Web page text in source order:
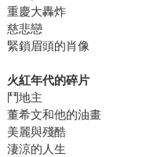
重慶大轟炸
慈悲戀
緊鎖眉頭的肖像
火紅年代的碎片
鬥地主
董希文和他的油畫
美麗與殘酷
淒涼的人生